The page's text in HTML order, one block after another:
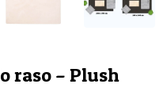
raso – Plush